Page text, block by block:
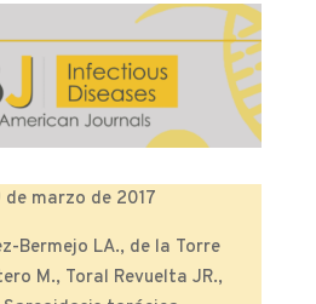
de marzo de 2017
Bermejo LA., de la Torre
M., Toral Revuelta JR.,